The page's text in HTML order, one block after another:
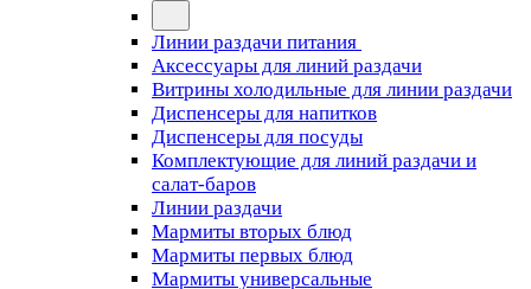
Линии раздачи питания
Аксессуары для линий раздачи
Витрины холодильные для линии раздачи
Диспенсеры для напитков
Диспенсеры для посуды
Комплектующие для линий раздачи и
салат-баров
Линии раздачи
Мармиты вторых блюд
Мармиты первых блюд
Мармиты универсальные